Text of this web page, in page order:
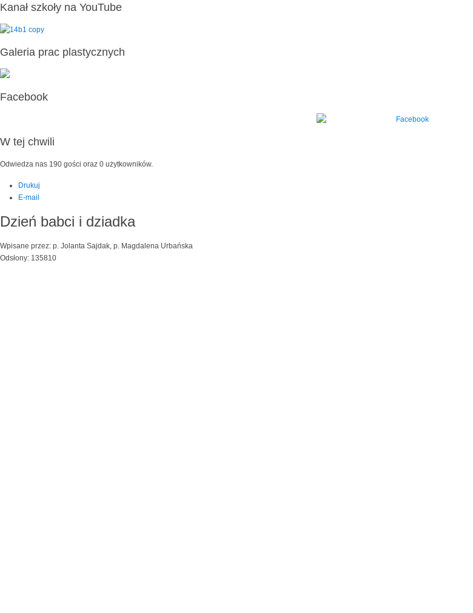
Kanał szkoły na YouTube
Galeria prac plastycznych
Facebook
W tej chwili
Odwiedza nas 190 gości oraz 0 użytkowników.
Drukuj
E-mail
Dzień babci i dziadka
Wpisane przez: p. Jolanta Sajdak, p. Magdalena Urbańska
Odsłony: 135810